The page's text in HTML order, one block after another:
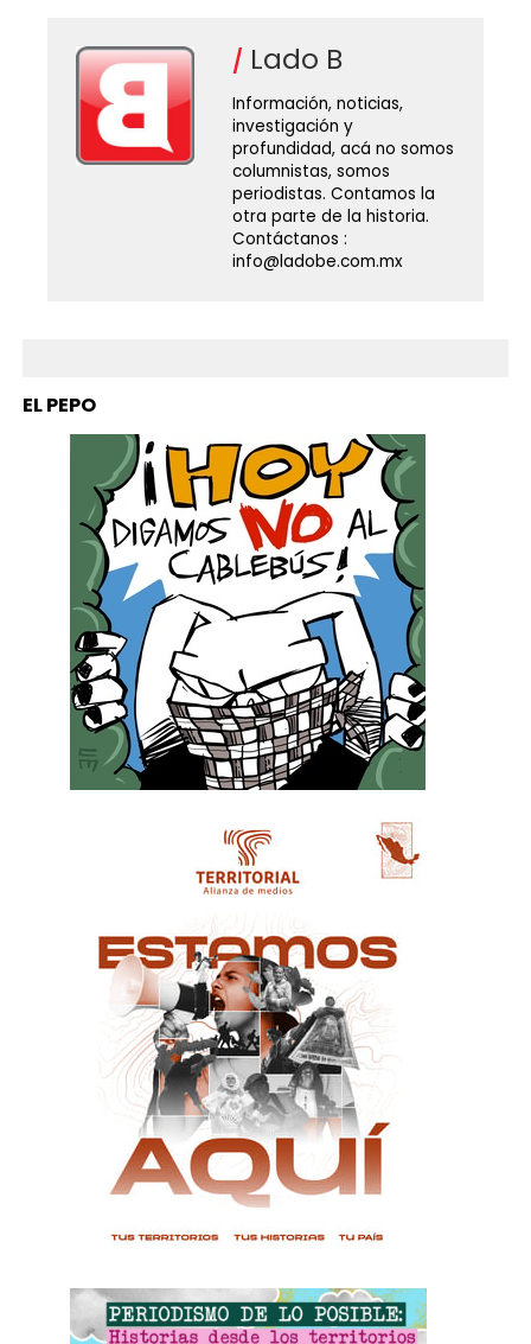
Lado B
Información, noticias,
investigación y
profundidad, acá no somos
columnistas, somos
periodistas. Contamos la
otra parte de la historia.
Contáctanos :
info@ladobe.com.mx
EL PEPO